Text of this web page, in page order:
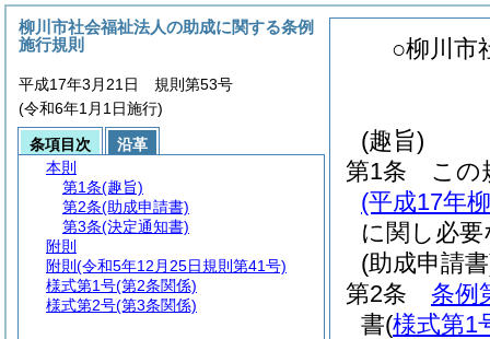
○柳川市
(趣旨)
第1条
この
(平成17年
に関し必
(助成申請
第2条
条例
書(様式第1
柳川市社会福祉法人の助成に関する条例
施行規則
平成17年3月21日 規則第53号
(令和6年1月1日施行)
条項目次
沿革
本則
第1条(趣旨)
第2条(助成申請書)
第3条(決定通知書)
附則
附則 (令和5年12月25日規則第41号)
様式第1号(第2条関係)
様式第2号(第3条関係)